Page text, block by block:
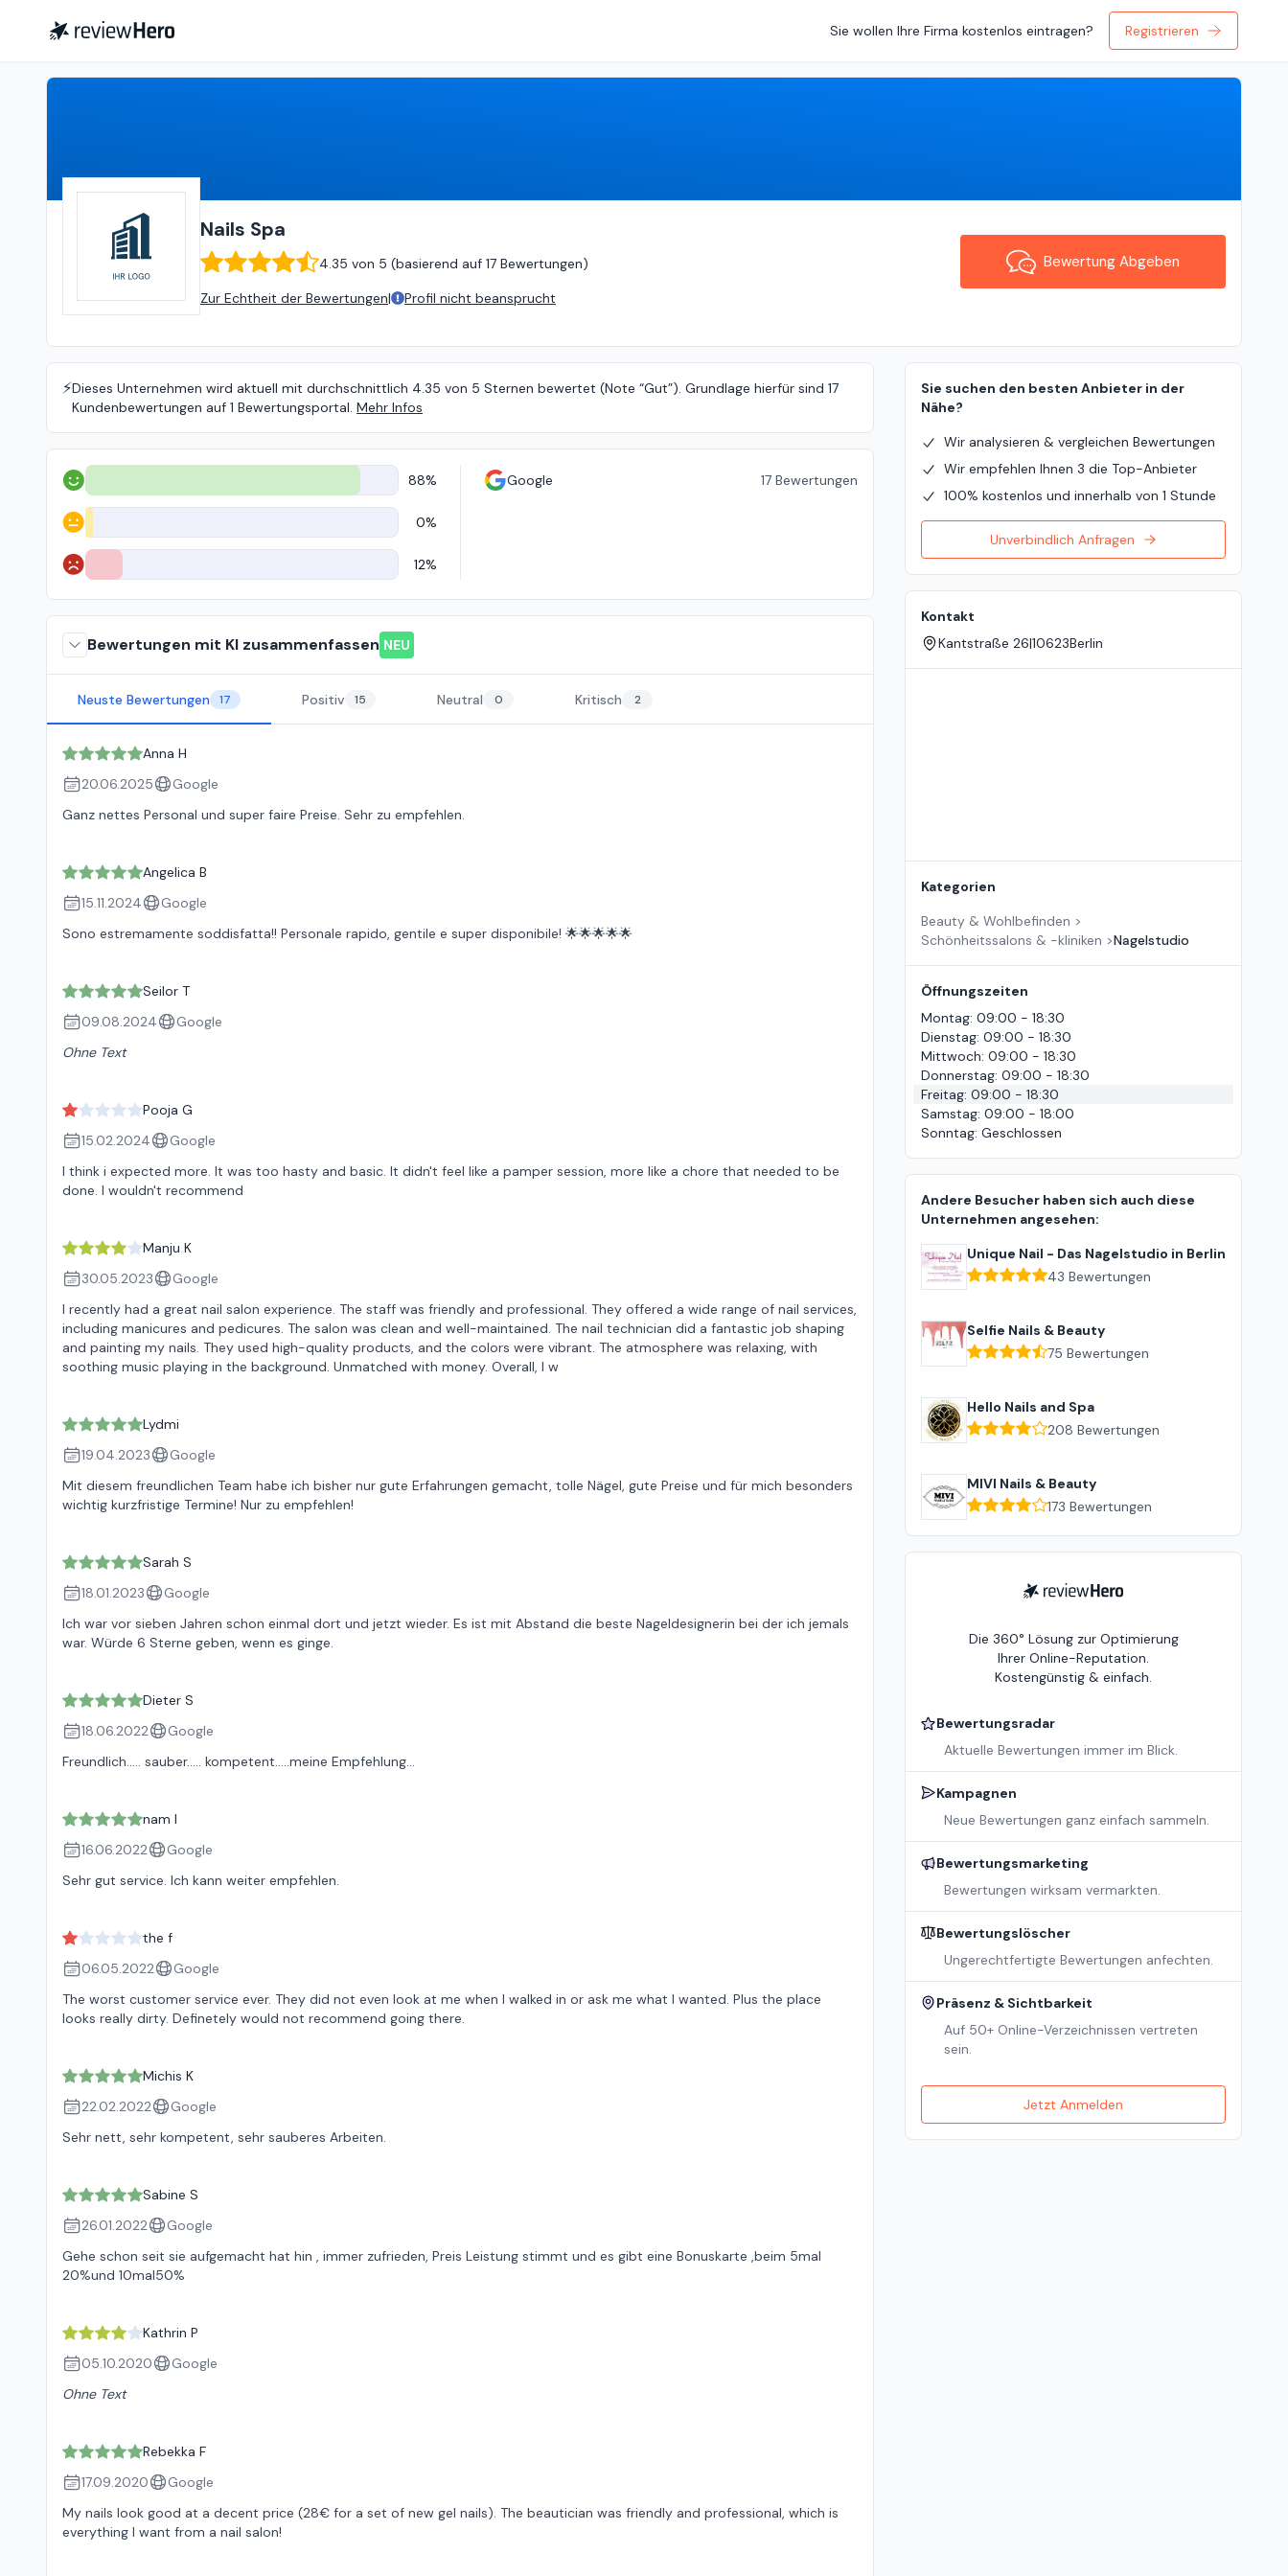
Sie wollen Ihre Firma kostenlos eintragen? Registrieren
Nails Spa
4.35 von 5 (basierend auf 17 Bewertungen)
Zur Echtheit der Bewertungen| Profil nicht beansprucht
Bewertung Abgeben
⚡️Dieses Unternehmen wird aktuell mit durchschnittlich 4.35 von 5 Sternen bewertet (Note “Gut”). Grundlage hierfür sind 17
Kundenbewertungen auf 1 Bewertungsportal. Mehr Infos
Positiv 88%
Neutral 0%
Negativ 12%
Google 17 Bewertungen
Bewertungen mit KI zusammenfassen NEU
Neuste Bewertungen 17 Positiv 15 Neutral 0 Kritisch 2
Anna H
20.06.2025
Google
Ganz nettes Personal und super faire Preise. Sehr zu empfehlen.
Angelica B
15.11.2024
Google
Sono estremamente soddisfatta!! Personale rapido, gentile e super disponibile! 🌟🌟🌟🌟🌟
Seilor T
09.08.2024
Google
Ohne Text
Pooja G
15.02.2024
Google
I think i expected more. It was too hasty and basic. It didn't feel like a pamper session, more like a chore that needed to be
done. I wouldn't recommend
Manju K
30.05.2023
Google
I recently had a great nail salon experience. The staff was friendly and professional. They offered a wide range of nail services,
including manicures and pedicures. The salon was clean and well-maintained. The nail technician did a fantastic job shaping
and painting my nails. They used high-quality products, and the colors were vibrant. The atmosphere was relaxing, with
soothing music playing in the background. Unmatched with money. Overall, I w
Lydmi
19.04.2023
Google
Mit diesem freundlichen Team habe ich bisher nur gute Erfahrungen gemacht, tolle Nägel, gute Preise und für mich besonders
wichtig kurzfristige Termine! Nur zu empfehlen!
Sarah S
18.01.2023
Google
Ich war vor sieben Jahren schon einmal dort und jetzt wieder. Es ist mit Abstand die beste Nageldesignerin bei der ich jemals
war. Würde 6 Sterne geben, wenn es ginge.
Dieter S
18.06.2022
Google
Freundlich..... sauber..... kompetent.....meine Empfehlung...
nam l
16.06.2022
Google
Sehr gut service. Ich kann weiter empfehlen.
the f
06.05.2022
Google
The worst customer service ever. They did not even look at me when I walked in or ask me what I wanted. Plus the place
looks really dirty. Definetely would not recommend going there.
Michis K
22.02.2022
Google
Sehr nett, sehr kompetent, sehr sauberes Arbeiten.
Sabine S
26.01.2022
Google
Gehe schon seit sie aufgemacht hat hin , immer zufrieden, Preis Leistung stimmt und es gibt eine Bonuskarte ,beim 5mal
20%und 10mal50%
Kathrin P
05.10.2020
Google
Ohne Text
Rebekka F
17.09.2020
Google
My nails look good at a decent price (28€ for a set of new gel nails). The beautician was friendly and professional, which is
everything I want from a nail salon!
Sie suchen den besten Anbieter in der
Nähe?
Wir analysieren & vergleichen Bewertungen
Wir empfehlen Ihnen 3 die Top-Anbieter
100% kostenlos und innerhalb von 1 Stunde
Unverbindlich Anfragen
Kontakt
Kantstraße 26|10623Berlin
Kategorien
Beauty & Wohlbefinden >
Schönheitssalons & -kliniken >Nagelstudio
Öffnungszeiten
Montag: 09:00 - 18:30
Dienstag: 09:00 - 18:30
Mittwoch: 09:00 - 18:30
Donnerstag: 09:00 - 18:30
Freitag: 09:00 - 18:30
Samstag: 09:00 - 18:00
Sonntag: Geschlossen
Andere Besucher haben sich auch diese
Unternehmen angesehen:
Unique Nail - Das Nagelstudio in Berlin
43 Bewertungen
Selfie Nails & Beauty
75 Bewertungen
Hello Nails and Spa
208 Bewertungen
MIVI Nails & Beauty
173 Bewertungen
ReviewHero
Die 360° Lösung zur Optimierung
Ihrer Online-Reputation.
Kostengünstig & einfach.
Bewertungsradar
Aktuelle Bewertungen immer im Blick.
Kampagnen
Neue Bewertungen ganz einfach sammeln.
Bewertungsmarketing
Bewertungen wirksam vermarkten.
Bewertungslöscher
Ungerechtfertigte Bewertungen anfechten.
Präsenz & Sichtbarkeit
Auf 50+ Online-Verzeichnissen vertreten
sein.
Jetzt Anmelden